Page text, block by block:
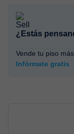
¿Estás
Vende tu piso
Infórmate gratis